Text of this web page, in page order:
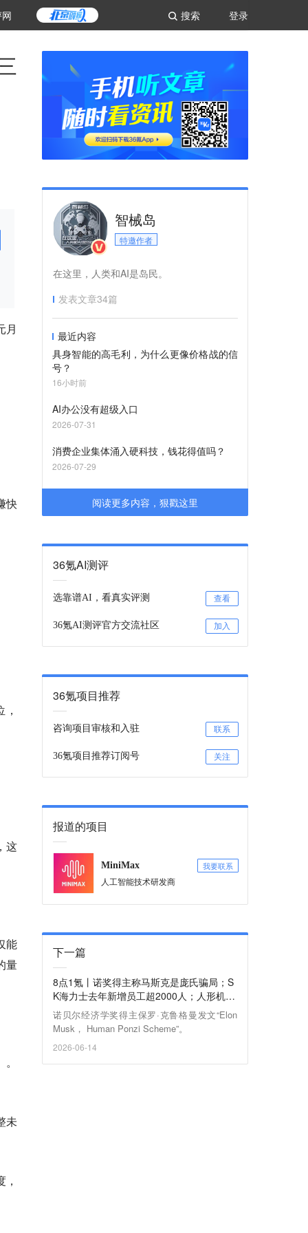
登录
搜索
月
快
这
能
量
未
智械岛
特邀作者
在这里，人类和AI是岛民。
发表文章34篇
最近内容
具身智能的高毛利，为什么更像价格战的信
号？
16小时前
AI办公没有超级入口
2026-07-31
消费企业集体涌入硬科技，钱花得值吗？
2026-07-29
阅读更多内容，狠戳这里
36氪AI测评
选靠谱AI，看真实评测 查看
36氪AI测评官方交流社区 加入
36氪项目推荐
咨询项目审核和入驻 联系
36氪项目推荐订阅号 关注
报道的项目
MiniMax 我要联系
人工智能技术研发商
下一篇
8点1氪丨诺奖得主称马斯克是庞氏骗局；S
K海力士去年新增员工超2000人；人形机器
人U1仅限成人购买
诺贝尔经济学奖得主保罗·克鲁格曼发文“Elon
Musk， Human Ponzi Scheme”。
2026-06-14